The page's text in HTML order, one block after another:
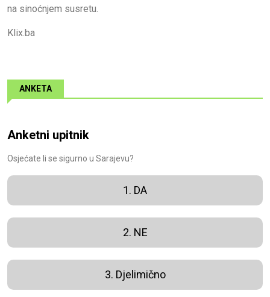
na sinoćnjem susretu.
Klix.ba
ANKETA
Anketni upitnik
Osjećate li se sigurno u Sarajevu?
1. DA
2. NE
3. Djelimično